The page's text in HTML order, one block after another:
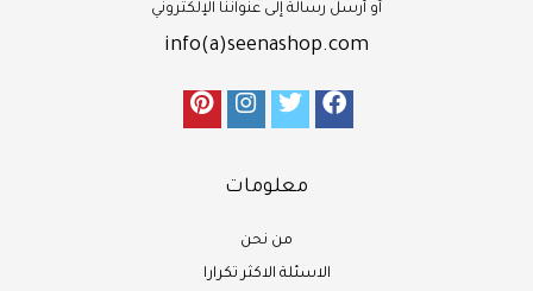
أو أرسل رسالة إلى عنواننا الإلكتروني
info(a)seenashop.com
معلومات
من نحن
الاسئلة الاكثر تكرارا